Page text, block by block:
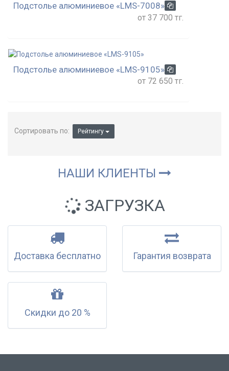
Подстолье алюминиевое «LMS-7008»
от 37 700 тг.
Подстолье алюминиевое «LMS-9105»
от 72 650 тг.
Сортировать по: Рейтингу
НАШИ КЛИЕНТЫ
ЗАГРУЗКА
Доставка бесплатно Гарантия возврата
Скидки до 20 %